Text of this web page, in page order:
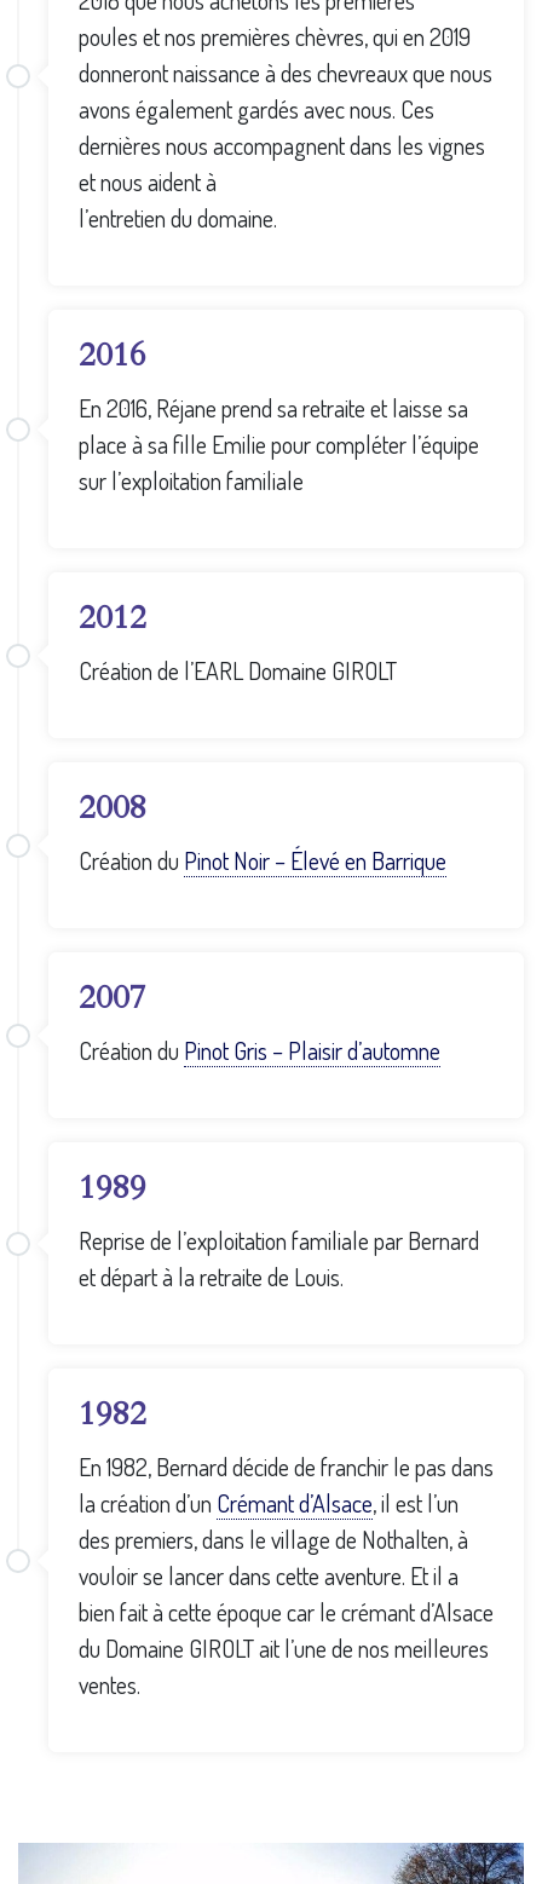
poules et nos premières chèvres, qui en 2019
donneront naissance à des chevreaux que nous
avons également gardés avec nous. Ces
dernières nous accompagnent dans les vignes
et nous aident à
l’entretien du domaine.
2016
En 2016, Réjane prend sa retraite et laisse sa
place à sa fille Emilie pour compléter l’équipe
sur l’exploitation familiale
2012
Création de l’EARL Domaine GIROLT
2008
Création du Pinot Noir – Élevé en Barrique
2007
Création du Pinot Gris – Plaisir d’automne
1989
Reprise de l’exploitation familiale par Bernard
et départ à la retraite de Louis.
1982
En 1982, Bernard décide de franchir le pas dans
la création d’un Crémant d’Alsace, il est l’un
des premiers, dans le village de Nothalten, à
vouloir se lancer dans cette aventure. Et il a
bien fait à cette époque car le crémant d’Alsace
du Domaine GIROLT ait l’une de nos meilleures
ventes.